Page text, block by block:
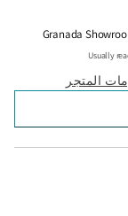
Granada
Usually
المتجر